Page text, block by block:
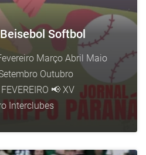
Softbol
Março Abril Maio
Outubro
📢 XV
Interclubes